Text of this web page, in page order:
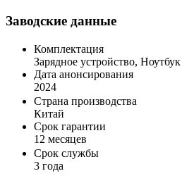
Заводские данные
Комплектация
Зарядное устройство, Ноутбук
Дата анонсирования
2024
Страна производства
Китай
Срок гарантии
12 месяцев
Срок службы
3 года